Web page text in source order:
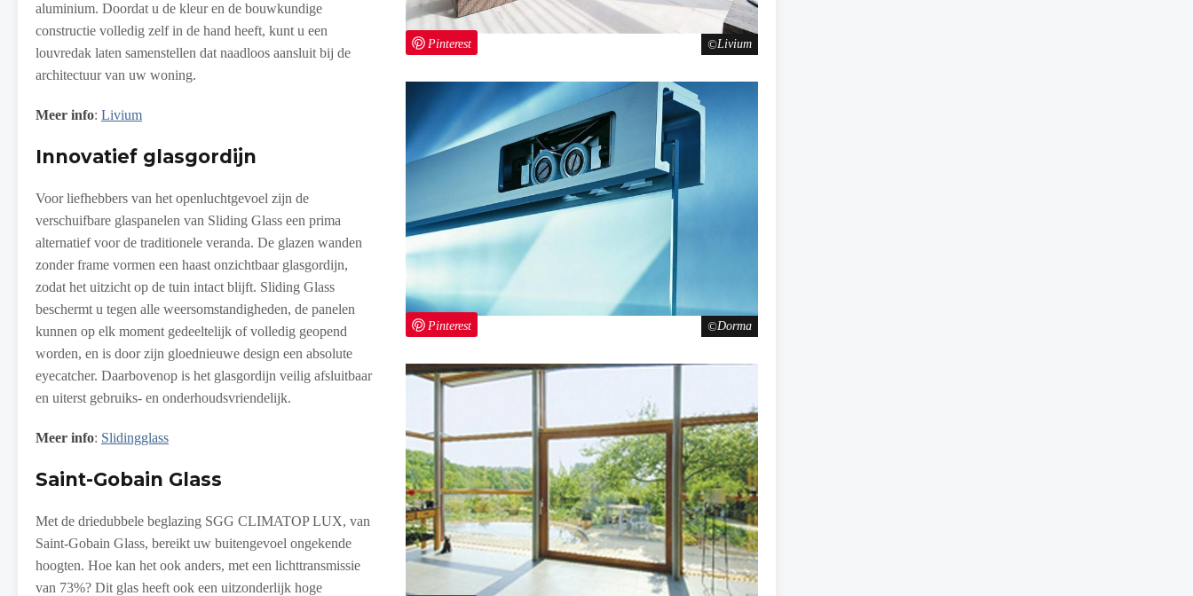
Livium
Pinterest
Dorma
Pinterest
aluminium. Doordat u de kleur en de bouwkundige
constructie volledig zelf in de hand heeft, kunt u een
louvredak laten samenstellen dat naadloos aansluit bij de
architectuur van uw woning.
Meer info: Livium
Innovatief glasgordijn
Voor liefhebbers van het openluchtgevoel zijn de
verschuifbare glaspanelen van Sliding Glass een prima
alternatief voor de traditionele veranda. De glazen wanden
zonder frame vormen een haast onzichtbaar glasgordijn,
zodat het uitzicht op de tuin intact blijft. Sliding Glass
beschermt u tegen alle weersomstandigheden, de panelen
kunnen op elk moment gedeeltelijk of volledig geopend
worden, en is door zijn gloednieuwe design een absolute
eyecatcher. Daarbovenop is het glasgordijn veilig afsluitbaar
en uiterst gebruiks- en onderhoudsvriendelijk.
Meer info: Slidingglass
Saint-Gobain Glass
Met de driedubbele beglazing SGG CLIMATOP LUX, van
Saint-Gobain Glass, bereikt uw buitengevoel ongekende
hoogten. Hoe kan het ook anders, met een lichttransmissie
van 73%? Dit glas heeft ook een uitzonderlijk hoge